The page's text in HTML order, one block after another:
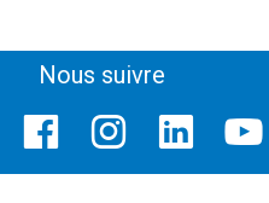
Nous suivre